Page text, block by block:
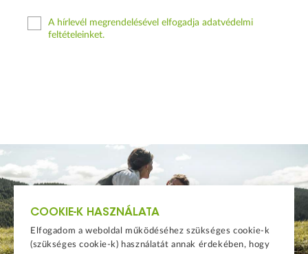
A hírlevél megrendelésével elfogadja adatvédelmi
feltételeinket.
COOKIE-K HASZNÁLATA
Elfogadom a weboldal működéséhez szükséges cookie-k
(szükséges cookie-k) használatát annak érdekében, hogy